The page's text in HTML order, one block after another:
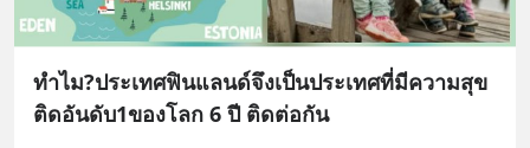
ทำไม?ประเทศฟินแลนด์จึงเป็นประเทศที่มีความสุข
ติดอันดับ1ของโลก 6 ปี ติดต่อกัน